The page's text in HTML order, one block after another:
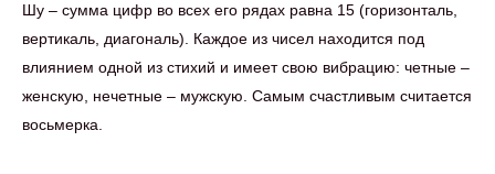
Шу – сумма цифр во всех его рядах равна 15 (горизонталь,
вертикаль, диагональ). Каждое из чисел находится под
влиянием одной из стихий и имеет свою вибрацию: четные –
женскую, нечетные – мужскую. Самым счастливым считается
восьмерка.